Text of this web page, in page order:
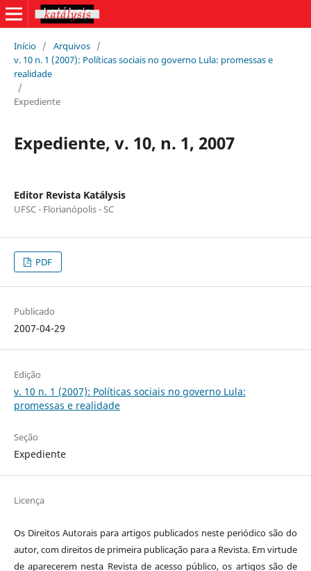
Início / Arquivos /
v. 10 n. 1 (2007): Políticas sociais no governo Lula: promessas e
realidade
/
Expediente
Expediente, v. 10, n. 1, 2007
Editor Revista Katálysis
UFSC - Florianópolis - SC
PDF
Publicado
2007-04-29
Edição
v. 10 n. 1 (2007): Políticas sociais no governo Lula:
promessas e realidade
Seção
Expediente
Licença
Os Direitos Autorais para artigos publicados neste periódico são do
autor, com direitos de primeira publicação para a Revista. Em virtude
de aparecerem nesta Revista de acesso público, os artigos são de